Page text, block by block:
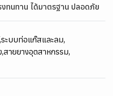
ทนทาน ได้มาตรฐาน ปลอดภัย
,ระบบท่อแก๊สและลม,
,สายยางอุตสาหกรรม,